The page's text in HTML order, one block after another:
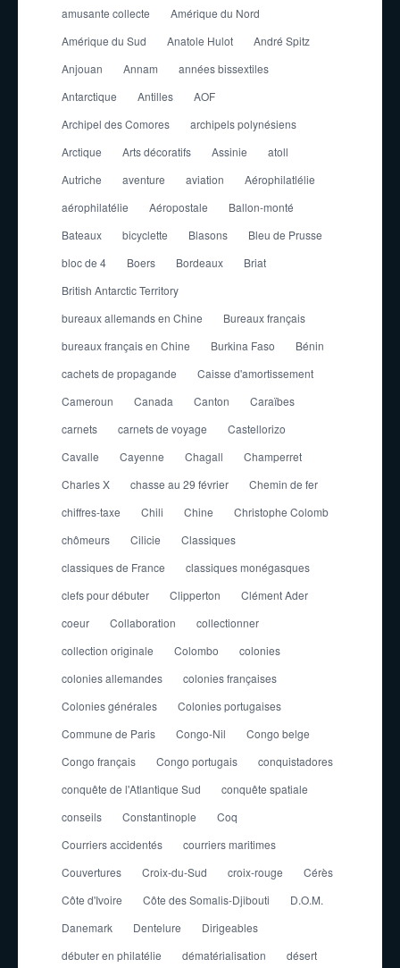
amusante collecte
Amérique du Nord
Amérique du Sud
Anatole Hulot
André Spitz
Anjouan
Annam
années bissextiles
Antarctique
Antilles
AOF
Archipel des Comores
archipels polynésiens
Arctique
Arts décoratifs Assinie
atoll
Autriche
aventure aviation
Aérophilatlélie
aérophilatélie
Aéropostale
Ballon-monté
Bateaux
bicyclette Blasons
Bleu de Prusse
bloc de 4
Boers Bordeaux
Briat
British Antarctic Territory
bureaux allemands en Chine
Bureaux français
bureaux français en Chine
Burkina Faso
Bénin
cachets de propagande
Caisse d'amortissement
Cameroun
Canada Canton
Caraïbes
carnets
carnets de voyage
Castellorizo
Cavalle
Cayenne Chagall
Champerret
Charles X
chasse au 29 février
Chemin de fer
chiffres-taxe
Chili Chine
Christophe Colomb
chômeurs
Cilicie
Classiques
classiques de France
classiques monégasques
clefs pour débuter
Clipperton
Clément Ader
coeur
Collaboration
collectionner
collection originale
Colombo
colonies
colonies allemandes
colonies françaises
Colonies générales
Colonies portugaises
Commune de Paris
Congo-Nil
Congo belge
Congo français
Congo portugais
conquistadores
conquête de l'Atlantique Sud
conquête spatiale
conseils
Constantinople
Coq
Courriers accidentés
courriers maritimes
Couvertures
Croix-du-Sud croix-rouge
Cérès
Côte d'Ivoire
Côte des Somalis-Djibouti
D.O.M.
Danemark
Dentelure
Dirigeables
débuter en philatélie
dématérialisation
désert